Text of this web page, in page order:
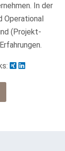
In der
Operational
(Projekt-